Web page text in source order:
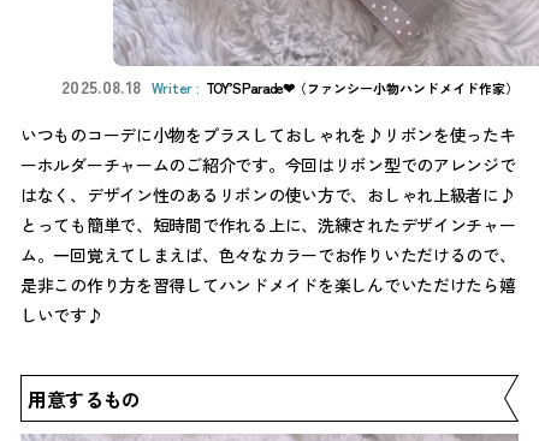
2025.08.18 TOY’S Parade❤︎（ファンシー小物ハンドメイド作家）
いつものコーデに小物をプラスしておしゃれを♪リボンを使ったキ
ーホルダーチャームのご紹介です。今回はリボン型でのアレンジで
はなく、デザイン性のあるリボンの使い方で、おしゃれ上級者に♪
とっても簡単で、短時間で作れる上に、洗練されたデザインチャー
ム。一回覚えてしまえば、色々なカラーでお作りいただけるので、
是非この作り方を習得してハンドメイドを楽しんでいただけたら嬉
しいです♪
用意するもの